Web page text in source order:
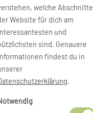
( BCN )
Sep. 2026
( BCN )
welche Abschnitte
Website für dich am
und
sind. Genauere
findest du in